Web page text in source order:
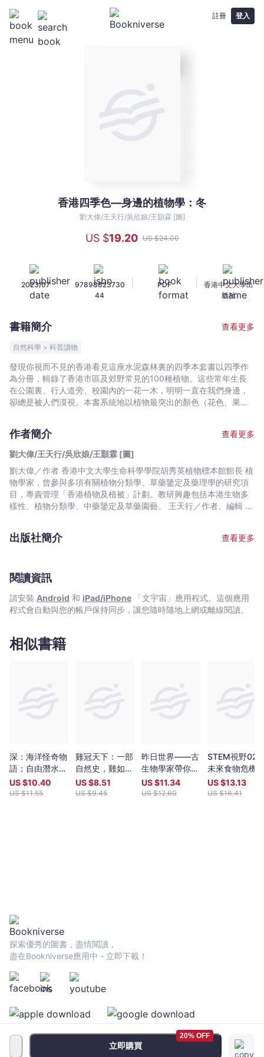
註冊 登入
植
物
冬
-
劉
偉/
天
行/
吳
欣
顥
[圖]
-
文
宇
｜
香港四季色—身邊的植物學：冬
劉大偉/王天行/吳欣娘/王顥霖 [圖]
US $19.20 US $24.00
2023/07 |
97898823730
44
PDF
香港中文大學出
版社
書籍簡介 查看更多
自然科學 > 科普讀物
發現你視而不見的香港看見這座水泥森林裏的四季本套書以四季作
為分冊，輯錄了香港市區及郊野常見的100種植物。這些常年生長
在公園裏、行人道旁、校園內的一花一木，明明一直在我們身邊，
卻總是被人們漠視。本書系統地以植物最突出的顏色（花色、果
合胡秀英植物標本館製作的3D植物模型記錄，以及可觀察植物真實
生長狀態的360度VR環境記錄，用嶄新的角度、數碼互動媒體去認
識我們身邊的植物。本書基於嚴謹的植物學分類研究，化繁為簡地
介紹了香港常見植物的知識，是植物學的入門著作。用心去了解這
些朝夕與我們生活在同一片土地上的植物，從陌生到親近，便會發
現這座水泥森林裏有許許多多值得我們守護的生命。冬季冬季是植
物葉色轉化最明顯的季節，因此本冊除了冬季開花的8個品種，花色
和橙等色系之外，還收錄7個具顯著葉色的品種，包括黃和紅等色
系，全冊共載24種。-----------------------《香港四季色—身邊的
之美，也是中文大學60年來建設美好校園、教學環境和服務社會的
介紹植物的書籍，本書以季節顏色主題劃分為四冊，讓讀者可以從
欣賞大自然色彩的角度去認識身邊的植物。書中齊備細緻的葉、
圖像及虛擬生長環境記錄，別具創意地帶領讀者猶如親歷其境般去
接觸植物。種種元素均讓學習及欣賞植物的趣味大增。—— 劉啟文
作者簡介
查看更多
劉大偉/王天行/吳欣娘/王顥霖 [圖]
劉大偉／作者 香港中文大學生命科學學院胡秀英植物標本館館長 植
物學家，曾參與多項有關植物分類學、草藥鑒定及藥理學的研究項
目，專責管理「香港植物及植被」計劃。教研興趣包括本港生物多
樣性、植物分類學、中藥鑒定及草藥園藝。 王天行／作者、編輯 香
建立香港植物及植被數據庫。十多年來製作或參與多個大型科普教
吳欣娘／作者 香港中文大學生命科學學院胡秀英植物標本館教研助
頭野嶺四處走動，喜愛繪畫和攝影以記下自然中的美。在館內參與
關於植物的教研工作，「一沙一世界，一花一天堂」，希望透過本
木。 王顥霖／3D模型繪圖師 香港中文大學生命科學學院胡秀英植
物標本館科研統籌員 香港大學環境管理碩士，日常工作涉及野外植
出版社簡介 查看更多
閱讀資訊
請安裝 Android 和 iPad/iPhone 「文宇宙」應用程式。這個應用
程式會自動與您的帳戶保持同步，讓您隨時隨地上網或離線閱讀。
相似書籍
深：海洋怪奇物
語；自由潛水
人、叛逆科學家
與我們的海洋手
US $10.40
US $11.55
雞冠天下：一部
自然史，雞如何
壯闊世界，和人
類共創文明
US $8.51
US $9.45
昨日世界——古
生物學家帶你逆
行遊獵五億年前
的世界，16個滅
US $11.34
US $12.60
STEM視野02
未來食物危機
US $13.13
US $16.41
立即購買
20% OFF
探索優秀的圖書，盡情閱讀，
盡在Bookniverse應用中 - 立即下載！